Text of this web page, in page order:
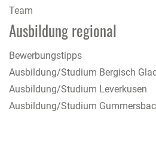
Team
Ausbildung regional
Bewerbungstipps
Ausbildung/Studium Bergisch
Ausbildung/Studium Leverkusen
Ausbildung/Studium